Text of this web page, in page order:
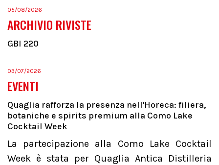
05/08/2026
ARCHIVIO RIVISTE
GBI 220
03/07/2026
EVENTI
Quaglia rafforza la presenza nell'Horeca: filiera,
botaniche e spirits premium alla Como Lake
Cocktail Week
La partecipazione alla Como Lake Cocktail
Week è stata per Quaglia Antica Distilleria